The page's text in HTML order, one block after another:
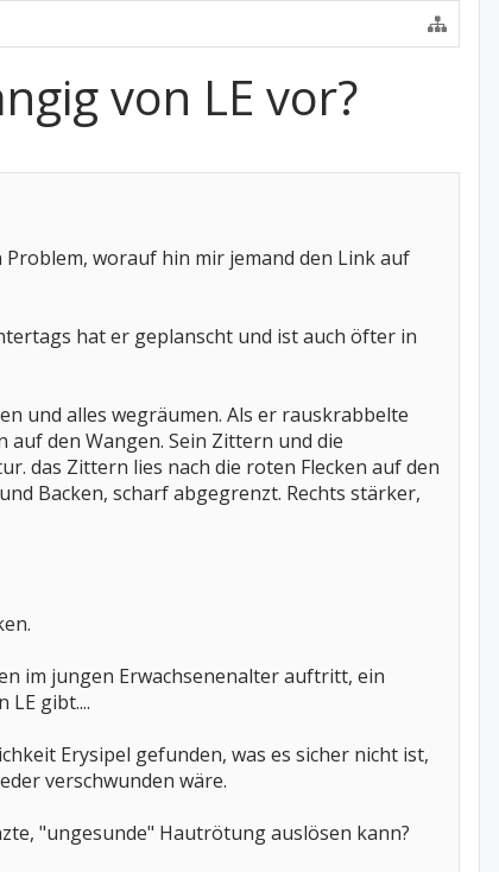
von LE vor?
worauf hin mir jemand den Link auf
hat er geplanscht und ist auch öfter in
und alles wegräumen. Als er rauskrabbelte
den Wangen. Sein Zittern und die
das Zittern lies nach die roten Flecken auf den
Backen, scharf abgegrenzt. Rechts stärker,
im jungen Erwachsenenalter auftritt, ein
gibt....
Erysipel gefunden, was es sicher nicht ist,
verschwunden wäre.
"ungesunde" Hautrötung auslösen kann?